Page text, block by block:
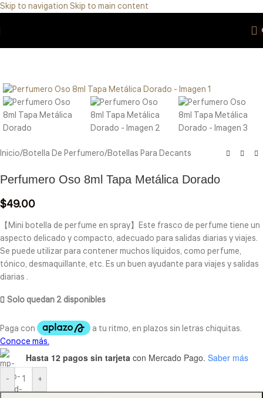
Skip to navigation Skip to main content
Inicio/Botella De Perfumero/Botellas Para Decants
Perfumero Oso 8ml Tapa Metálica Dorado
$49.00
【Mini botella de perfume en spray】Este frasco de perfume tiene un
aspecto delicado y compacto, adecuado para salidas diarias y viajes.
Se puede utilizar para contener muchos líquidos, como perfume,
tónico, desmaquillante, etc. Es un buen ayudante para viajes y salidas
diarias .
Solo quedan 2 disponibles
Hasta 12 pagos sin tarjeta con Mercado Pago. Saber más
-
+